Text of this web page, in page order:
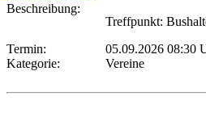
Beschreibung:
Treffpunkt:
Termin:
05.09.2026 08:30
Kategorie:
Vereine